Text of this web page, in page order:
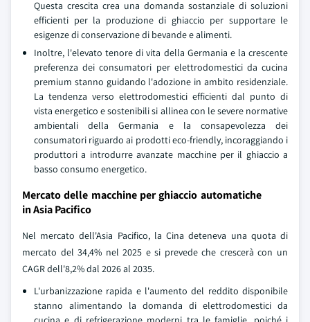
Questa crescita crea una domanda sostanziale di soluzioni
efficienti per la produzione di ghiaccio per supportare le
esigenze di conservazione di bevande e alimenti.
Inoltre, l'elevato tenore di vita della Germania e la crescente
preferenza dei consumatori per elettrodomestici da cucina
premium stanno guidando l'adozione in ambito residenziale.
La tendenza verso elettrodomestici efficienti dal punto di
vista energetico e sostenibili si allinea con le severe normative
ambientali della Germania e la consapevolezza dei
consumatori riguardo ai prodotti eco-friendly, incoraggiando i
produttori a introdurre avanzate macchine per il ghiaccio a
basso consumo energetico.
Mercato delle macchine per ghiaccio automatiche
in Asia Pacifico
Nel mercato dell'Asia Pacifico, la Cina deteneva una quota di
mercato del 34,4% nel 2025 e si prevede che crescerà con un
CAGR dell'8,2% dal 2026 al 2035.
L'urbanizzazione rapida e l'aumento del reddito disponibile
stanno alimentando la domanda di elettrodomestici da